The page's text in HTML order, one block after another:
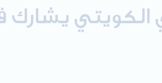
الكويتي يشارك